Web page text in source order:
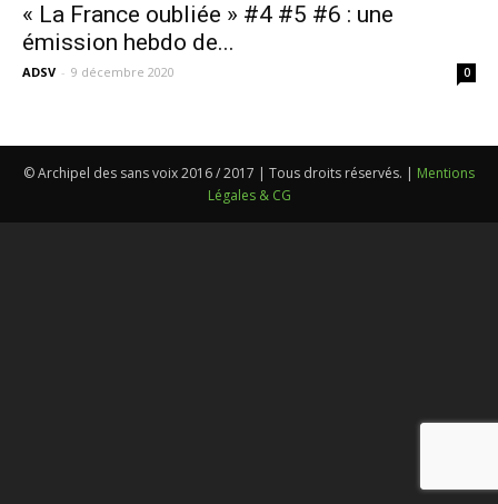
« La France oubliée » #4 #5 #6 : une
émission hebdo de...
ADSV - 9 décembre 2020 0
© Archipel des sans voix 2016 / 2017 | Tous droits réservés. | Mentions
Légales & CG